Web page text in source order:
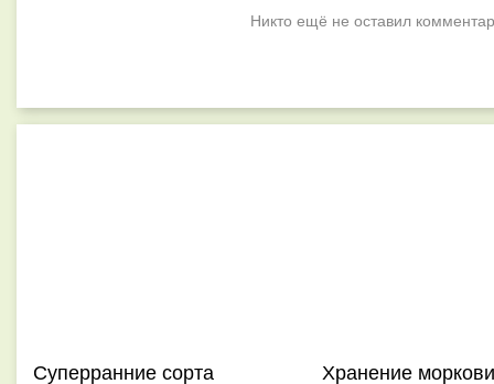
Никто ещё не оставил
Суперранние сорта Хранение моркови